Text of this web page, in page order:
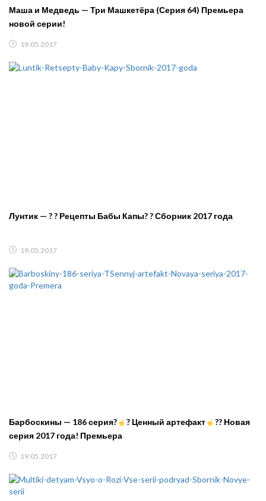
Маша и Медведь — Три Машкетёра (Серия 64) Премьера
новой серии!
19.05.2017
Лунтик — ? ? Рецепты Бабы Капы? ? Сборник 2017 года
19.05.2017
Барбоскины — 186 серия? ? Ценный артефакт
?? Новая
серия 2017 года! Премьера
19.05.2017